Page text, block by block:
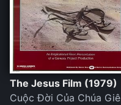
The Jesus Film (1979)
Cuộc Đời Của Chúa